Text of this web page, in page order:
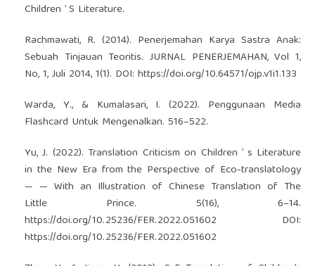
Children ’ S Literature.
Rachmawati, R. (2014). Penerjemahan Karya Sastra Anak:
Sebuah Tinjauan Teoritis. JURNAL PENERJEMAHAN, Vol 1,
No, 1, Juli 2014, 1(1). DOI: https://doi.org/10.64571/ojp.v1i1.133
Warda, Y., & Kumalasari, I. (2022). Penggunaan Media
Flashcard Untuk Mengenalkan. 516–522.
Yu, J. (2022). Translation Criticism on Children ’ s Literature
in the New Era from the Perspective of Eco-translatology
— — With an Illustration of Chinese Translation of The
Little Prince. 5(16), 6–14.
https://doi.org/10.25236/FER.2022.051602 DOI:
https://doi.org/10.25236/FER.2022.051602